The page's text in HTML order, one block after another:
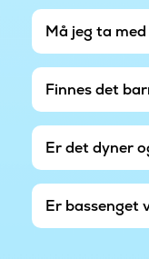
Må jeg ta
Finnes det
Er det dyner
Er bassenget